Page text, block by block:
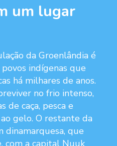
um lugar
da Groenlândia é
indígenas que
há milhares de anos.
no frio intenso,
de caça, pesca e
gelo. O restante da
dinamarquesa, que
com a capital Nuuk